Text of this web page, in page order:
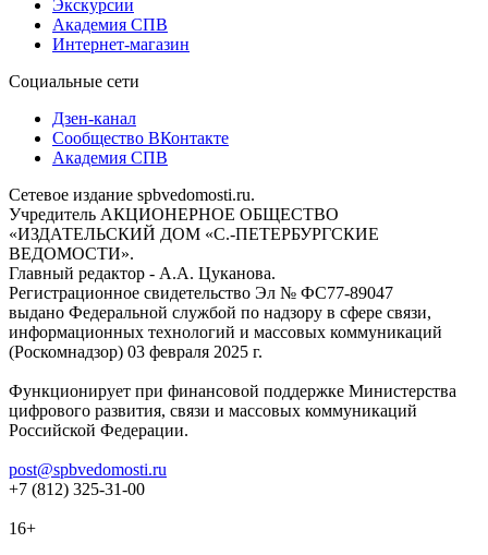
Экскурсии
Академия СПВ
Интернет-магазин
Социальные сети
Дзен-канал
Сообщество ВКонтакте
Академия СПВ
Сетевое издание spbvedomosti.ru.
Учредитель АКЦИОНЕРНОЕ ОБЩЕСТВО
«ИЗДАТЕЛЬСКИЙ ДОМ «С.-ПЕТЕРБУРГСКИЕ
ВЕДОМОСТИ».
Главный редактор - А.А. Цуканова.
Регистрационное свидетельство Эл № ФС77-89047
выдано Федеральной службой по надзору в сфере связи,
информационных технологий и массовых коммуникаций
(Роскомнадзор) 03 февраля 2025 г.
Функционирует при финансовой поддержке Министерства
цифрового развития, связи и массовых коммуникаций
Российской Федерации.
post@spbvedomosti.ru
+7 (812) 325-31-00
16+